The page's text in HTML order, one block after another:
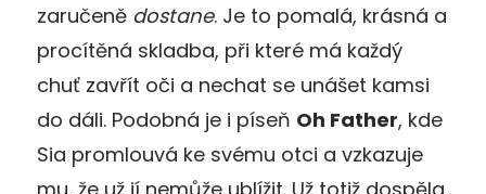
zaručeně dostane. Je to pomalá, krásná a
procítěná skladba, při které má každý
chuť zavřít oči a nechat se unášet kamsi
do dáli. Podobná je i píseň Oh Father, kde
Sia promlouvá ke svému otci a vzkazuje